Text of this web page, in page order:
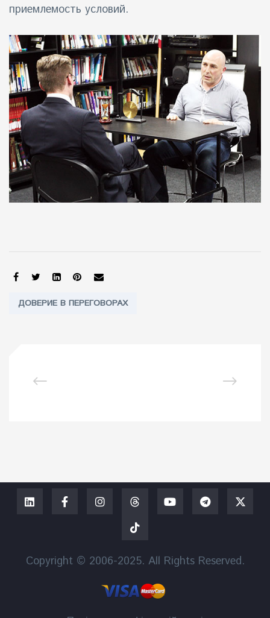
приемлемость условий.
SHARE:
Tags:
ДОВЕРИЕ В ПЕРЕГОВОРАХ
Copyright © 2006-2025. All Rights Reserved.